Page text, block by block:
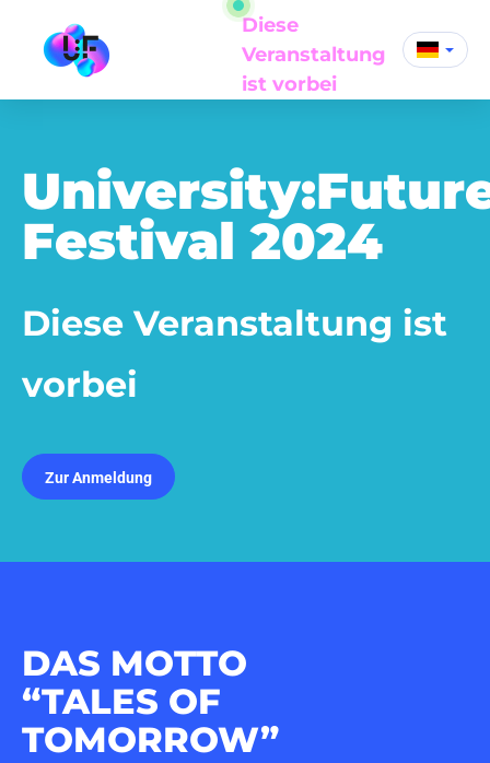
Diese
Veranstaltung
ist vorbei
Festival 2024
Diese Veranstaltung ist
vorbei
Zur Anmeldung
DAS MOTTO
“TALES OF
TOMORROW”